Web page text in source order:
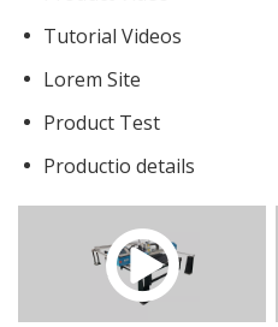
Tutorial Videos
Lorem Site
Product Test
Productio details